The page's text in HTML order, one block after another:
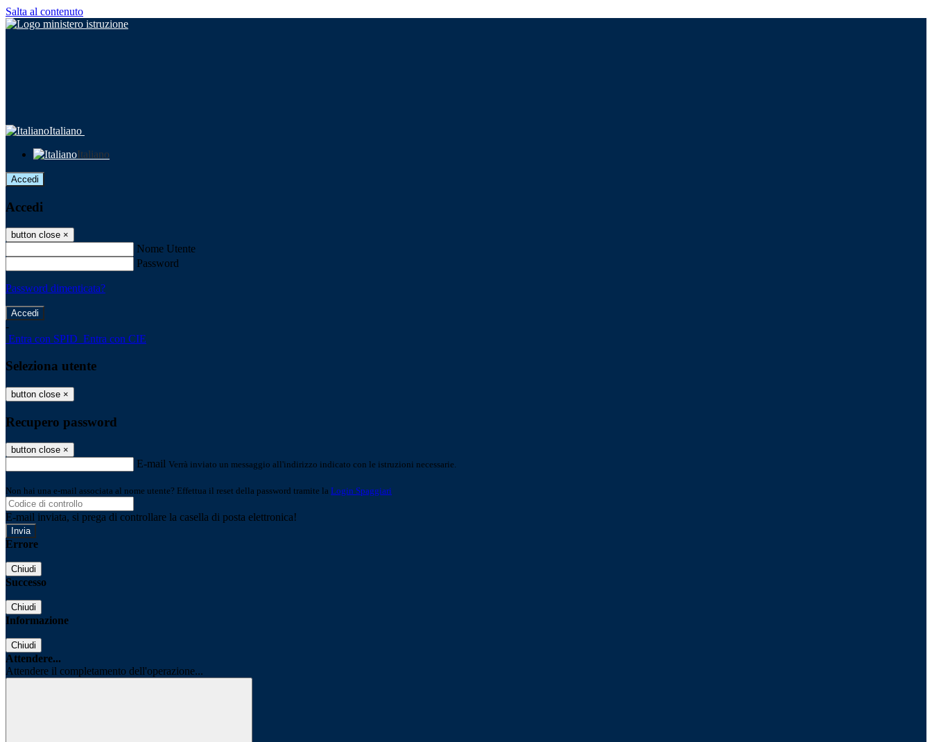
Salta al contenuto
Italiano
Italiano
Accedi
Accedi
button close ×
Nome Utente
Password
Password dimenticata?
-
Entra con SPID Entra con CIE
Seleziona utente
button close ×
Recupero password
button close ×
E-mail Verrà inviato un messaggio all'indirizzo indicato con le istruzioni necessarie.
Non hai una e-mail associata al nome utente? Effettua il reset della password tramite la Login Spaggiari
E-mail inviata, si prega di controllare la casella di posta elettronica!
Errore
Chiudi
Successo
Chiudi
Informazione
Chiudi
Attendere...
Attendere il completamento dell'operazione...